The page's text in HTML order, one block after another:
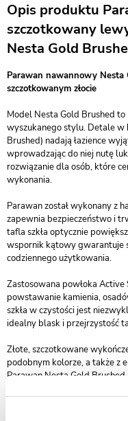
Opis produktu
szczotkowany
Nesta Gold
Parawan nawannowy
szczotkowanym złocie
Model Nesta Gold Brushed
wyszukanego stylu. Detale w
Brushed) nadają łazience
wprowadzając do niej nutę
rozwiązanie dla osób, które
wykonania.
Parawan został wykonany z
zapewnia bezpieczeństwo i
tafla szkła optycznie
wspornik kątowy gwarantuje
codziennego użytkowania.
Zastosowana powłoka
powstawanie kamienia,
szkła w czystości jest
idealny blask i przejrzystość
Złote, szczotkowane
podobnym kolorze, a także z
Parawan Nesta Gold